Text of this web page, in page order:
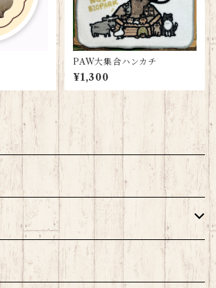
PAW大集合ハンカチ
¥1,300